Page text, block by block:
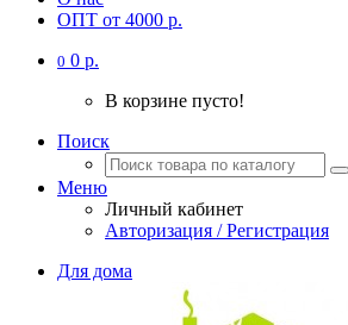
ОПТ от 4000 р.
0 0 р.
В корзине пусто!
Поиск
Меню
Личный кабинет
Авторизация / Регистрация
Для дома